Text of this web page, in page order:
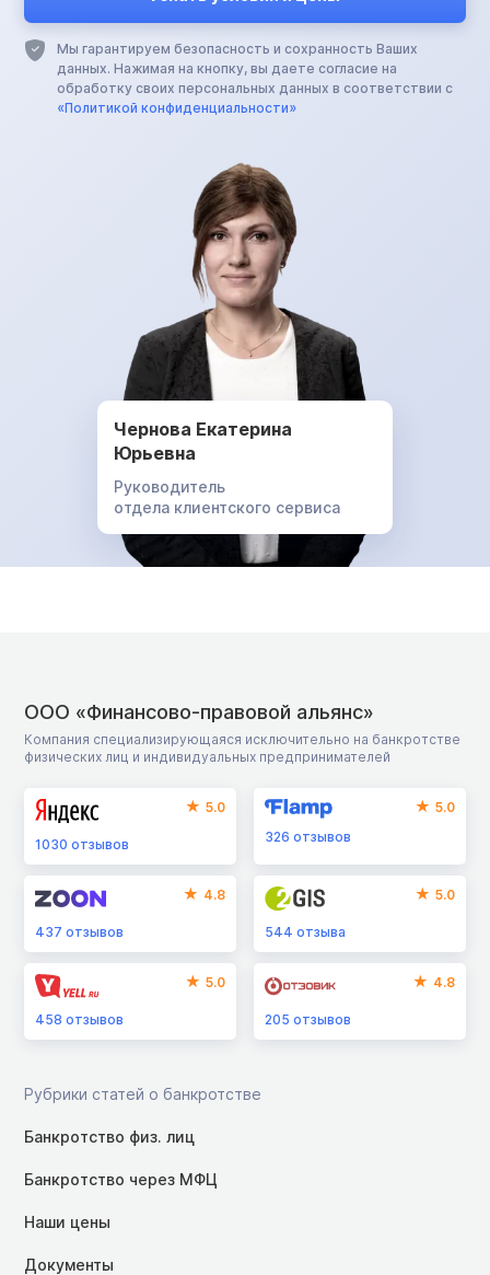
Мы гарантируем безопасность и сохранность Ваших
данных. Нажимая на кнопку, вы даете согласие на
обработку своих персональных данных в соответствии с
«Политикой конфиденциальности»
Чернова Екатерина
Юрьевна
Руководитель
отдела клиентского сервиса
ООО «Финансово-правовой альянс»
Компания специализирующаяся исключительно на банкротстве
физических лиц и индивидуальных предпринимателей
5.0
1030 отзывов
5.0
326отзывов
4.8
437 отзывов
5.0
544отзыва
5.0
458 отзывов
4.8
205отзывов
Рубрики статей о банкротстве
Банкротство физ. лиц
Банкротство через МФЦ
Наши цены
Документы